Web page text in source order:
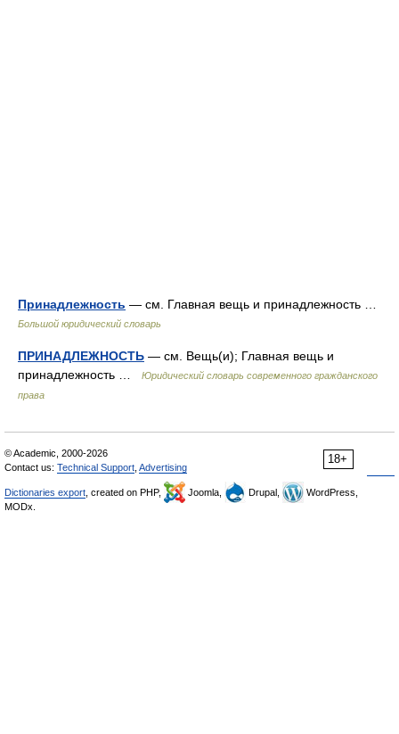
Принадлежность — см. Главная вещь и принадлежность …
Большой юридический словарь
ПРИНАДЛЕЖНОСТЬ — см. Вещь(и); Главная вещь и
принадлежность …
Юридический словарь современного гражданского
права
18+
© Academic, 2000-2026
Contact us: Technical Support Advertising
Dictionaries export , created on PHP, Joomla, Drupal,
WordPress,
MODx.